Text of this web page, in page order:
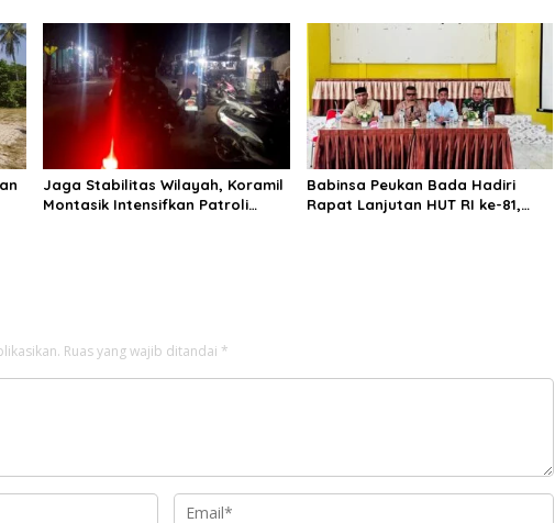
Kenakalan Remaja dan Bahaya
Narkoba
Jaga Stabilitas Wilayah, Koramil
Montasik Intensifkan Patroli
Babinsa Peukan Bada Hadiri
Rapat Lanjutan HUT RI ke-81,
Ruas yang wajib ditandai *